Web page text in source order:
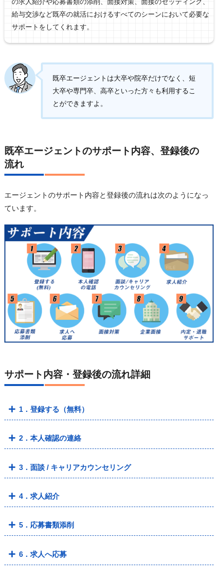
給与交渉など既卒の就活におけるすべてのシーンにおいて必要な
サポートをしてくれます。
既卒エージェントは大卒や院卒だけでなく、短
大卒や専門卒、高卒といった方々も利用するこ
とができますよ。
既卒エージェントのサポート内容、登録後の
流れ
エージェントのサポート内容と登録後の流れは次のようになっ
ています。
サポート内容・登録後の流れ詳細
1．登録する（無料）
2．本人確認の連絡
3．面談 / キャリアカウンセリング
4．求人紹介
5．応募書類添削
6．求人へ応募